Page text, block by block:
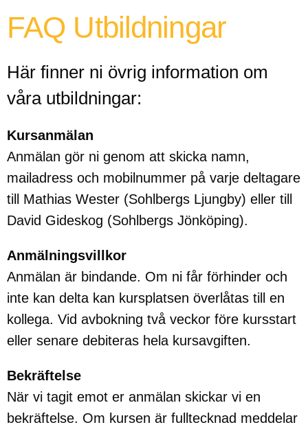
FAQ Utbildningar
Här finner ni övrig information om
våra utbildningar:
Kursanmälan
Anmälan gör ni genom att skicka namn,
mailadress och mobilnummer på varje deltagare
till Mathias Wester (Sohlbergs Ljungby) eller till
David Gideskog (Sohlbergs Jönköping).
Anmälningsvillkor
Anmälan är bindande. Om ni får förhinder och
inte kan delta kan kursplatsen överlåtas till en
kollega. Vid avbokning två veckor före kursstart
eller senare debiteras hela kursavgiften.
Bekräftelse
När vi tagit emot er anmälan skickar vi en
bekräftelse. Om kursen är fulltecknad meddelar